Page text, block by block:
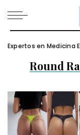
Expertos en Medicina
Round